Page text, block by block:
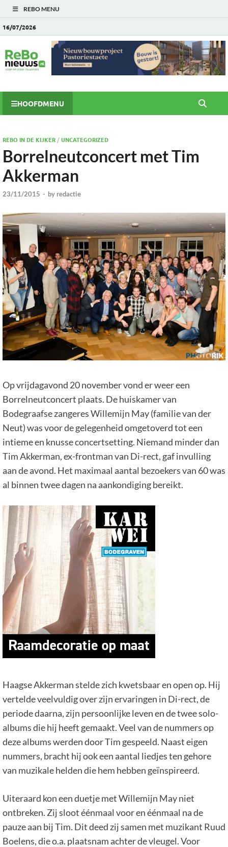
REBO MENU
16/07/2026
HOOFDMENU
REBO IN DE KIJKER/UNCATEGORIZED
Borrelneutconcert met Tim
Akkerman
23/11/2015 - by redactie
Op vrijdagavond 20 november vond er weer een
Borrelneutconcert plaats. De huiskamer van
Bodegraafse zangeres Willemijn May (familie van der
Neut) was voor de gelegenheid omgetoverd tot een
intieme en knusse concertsetting. Niemand minder dan
Tim Akkerman, ex-frontman van Di-rect, gaf invulling
aan de avond. Het maximaal aantal bezoekers van 60 was
al binnen twee dagen na aankondiging bereikt.
Haagse Akkerman stelde zich kwetsbaar en open op. Hij
vertelde veelvuldig over zijn ervaringen in Di-rect, de
periode daarna, zijn persoonlijke leven en de twee solo-
albums die hij heeft gemaakt. Veel van de nummers op
deze albums werden door Tim gespeeld. Naast eigen
nummers, bracht hij ook een aantal liedjes ten gehore
van muzikale helden die hem hebben geïnspireerd.
Uiteraard kon een duetje met Willemijn May niet
ontbreken. Zij sloot éénmaal voor en éénmaal na de
pauze aan bij Tim. Dit deed zij samen met muzikant Ruud
Boelens, die o.a. plaatsnam achter de vleugel. Voor